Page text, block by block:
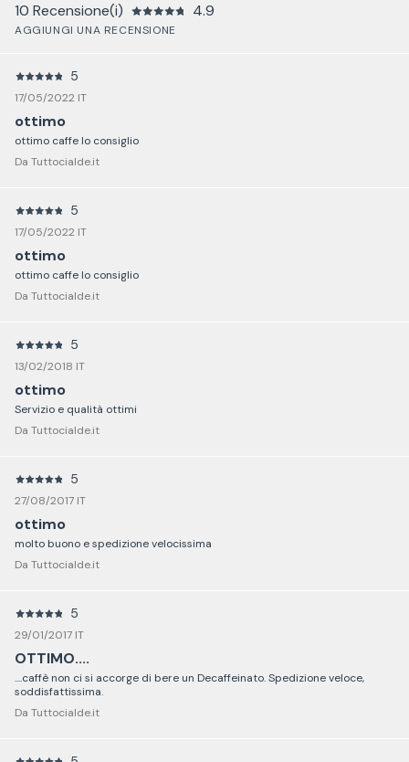
10 Recensione(i) 4.9
AGGIUNGI UNA RECENSIONE
5
17/05/2022 IT
ottimo
ottimo caffe lo consiglio
Da Tuttocialde.it
5
17/05/2022 IT
ottimo
ottimo caffe lo consiglio
Da Tuttocialde.it
5
13/02/2018 IT
ottimo
Servizio e qualità ottimi
Da Tuttocialde.it
5
27/08/2017 IT
ottimo
molto buono e spedizione velocissima
Da Tuttocialde.it
5
29/01/2017 IT
OTTIMO....
....caffè non ci si accorge di bere un Decaffeinato. Spedizione veloce,
soddisfattissima.
Da Tuttocialde.it